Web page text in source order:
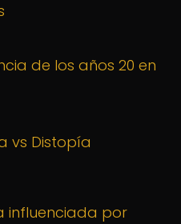
de los años 20 en
vs Distopía
influenciada por